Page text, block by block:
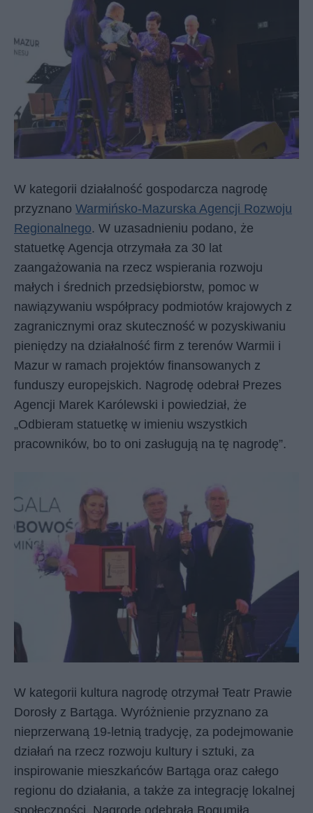
W kategorii działalność gospodarcza nagrodę
przyznano Warmińsko-Mazurska Agencji Rozwoju
Regionalnego. W uzasadnieniu podano, że
statuetkę Agencja otrzymała za 30 lat
zaangażowania na rzecz wspierania rozwoju
małych i średnich przedsiębiorstw, pomoc w
nawiązywaniu współpracy podmiotów krajowych z
zagranicznymi oraz skuteczność w pozyskiwaniu
pieniędzy na działalność firm z terenów Warmii i
Mazur w ramach projektów finansowanych z
funduszy europejskich. Nagrodę odebrał Prezes
Agencji Marek Karólewski i powiedział, że
„Odbieram statuetkę w imieniu wszystkich
pracowników, bo to oni zasługują na tę nagrodę”.
W kategorii kultura nagrodę otrzymał Teatr Prawie
Dorosły z Bartąga. Wyróżnienie przyznano za
nieprzerwaną 19-letnią tradycję, za podejmowanie
działań na rzecz rozwoju kultury i sztuki, za
inspirowanie mieszkańców Bartąga oraz całego
regionu do działania, a także za integrację lokalnej
społeczności. Nagrodę odebrała Bogumiła